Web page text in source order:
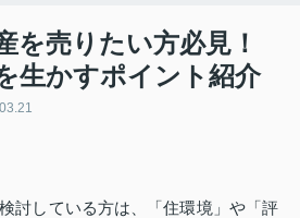
を売りたい方必見！
生かすポイント紹介
討している方は、「住環境」や「評